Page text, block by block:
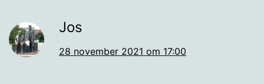
Jos
28 november 2021 om 17:00